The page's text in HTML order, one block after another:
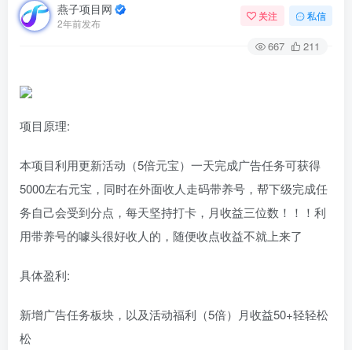
燕子项目网
2年前发布
关注 私信
667 211
项目原理:
本项目利用更新活动（5倍元宝）一天完成广告任务可获得
5000左右元宝，同时在外面收人走码带养号，帮下级完成任
务自己会受到分点，每天坚持打卡，月收益三位数！！！利
用带养号的噱头很好收人的，随便收点收益不就上来了
具体盈利:
新增广告任务板块，以及活动福利（5倍）月收益50+轻轻松
松